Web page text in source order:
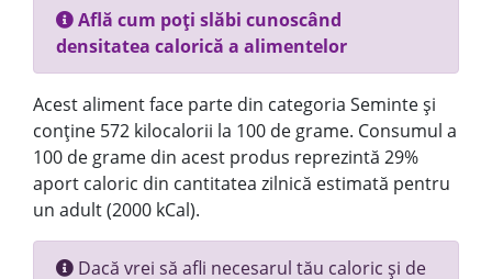
Află cum poți slăbi cunoscând
densitatea calorică a alimentelor
Acest aliment face parte din categoria Seminte și
conține 572 kilocalorii la 100 de grame. Consumul a
100 de grame din acest produs reprezintă 29%
aport caloric din cantitatea zilnică estimată pentru
un adult (2000 kCal).
Dacă vrei să afli necesarul tău caloric și de